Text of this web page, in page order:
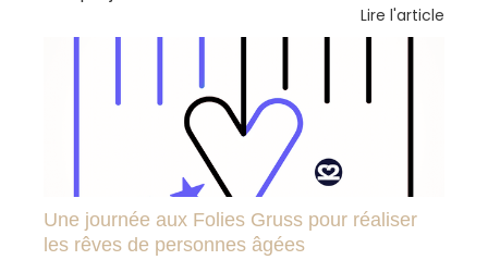
Lire l'article
Une journée aux Folies Gruss pour réaliser
les rêves de personnes âgées